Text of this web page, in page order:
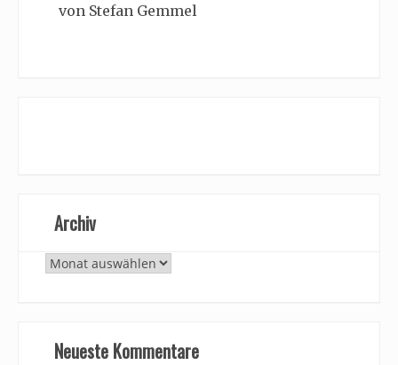
von Stefan Gemmel
Archiv
Archiv
Neueste Kommentare